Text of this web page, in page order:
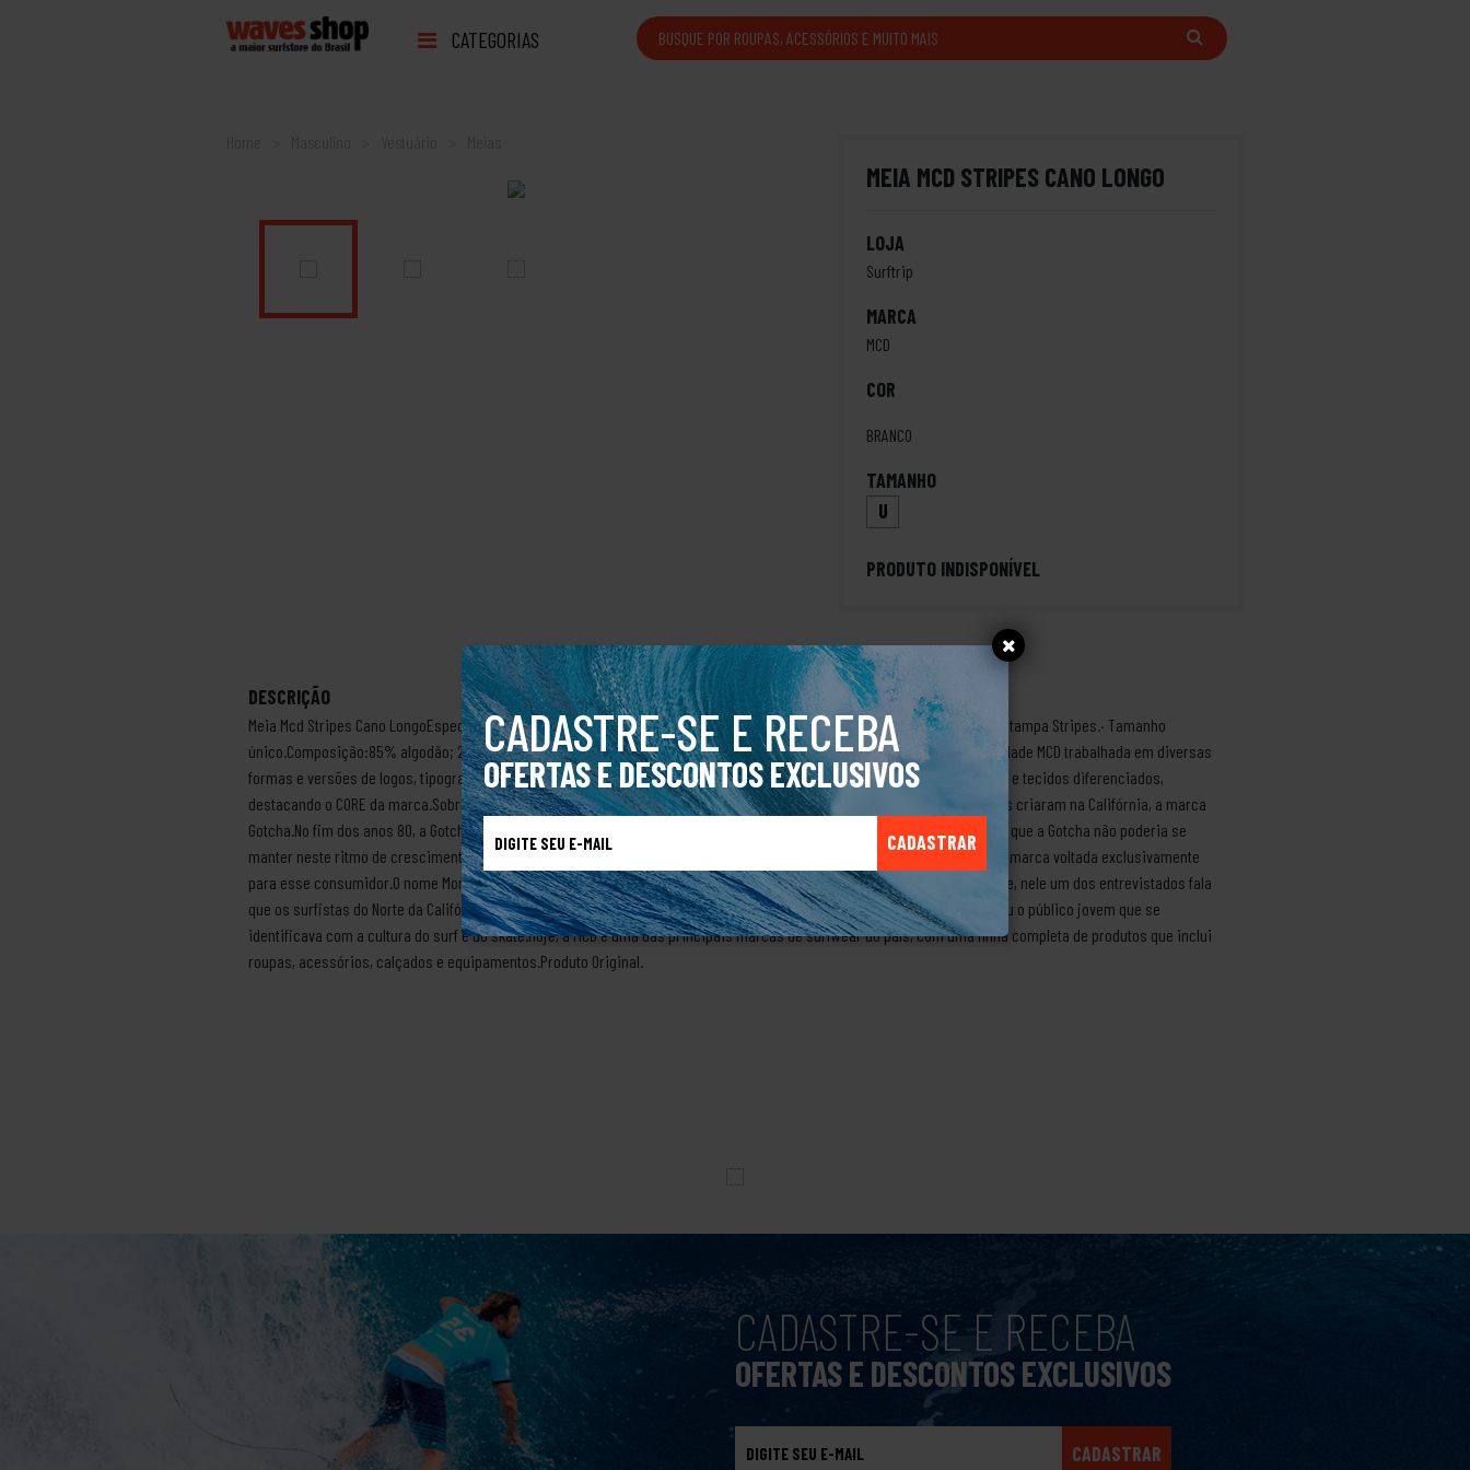
CADASTRE-SE E RECEBA
OFERTAS E DESCONTOS EXCLUSIVOS
CADASTRAR
CATEGORIAS
Home
MEIA MCD STRIPES CANO LONGO
LOJA
Surftrip
MARCA
MCD
COR
BRANCO
TAMANHO
U
PRODUTO INDISPONÍVEL
DESCRIÇÃO
Meia Mcd Stripes Cano LongoEspecificações do produto:· Meia longa (até a canela) com elástico para maior segurança.· Estampa Stripes.· Tamanho
único.Composição:85% algodão; 2% elastano; 11% poliamida, 2% elastodieno.LINHA LOGOMANIAUma linha que traz a identidade MCD trabalhada em diversas
formas e versões de logos, tipografias e design voltados para o institucional da marca. Linha que explora técnicas únicas e tecidos diferenciados,
destacando o CORE da marca.Sobre a marca MCDNo final da década de 70, Michael e Shau Tomson, 2 surfistas sul-africanos criaram na Califórnia, a marca
Gotcha.No fim dos anos 80, a Gotcha havia se expandido muito além do seu mercado específico.Michael Tomson percebeu que a Gotcha não poderia se
manter neste ritmo de crescimento. Tomson e o designer Jack Denny tiveram a ideia de criar uma nova marca-dentro-da-marca voltada exclusivamente
para esse consumidor.O nome More Core Division, que se tornou MCD, convenientemente surgiu do filme Surfers: The Movie, nele um dos entrevistados fala
que os surfistas do Norte da Califórnia eram ‘mais core’ do que os outros.A MCD chegou ao Brasil em 1992 e logo conquistou o público jovem que se
identificava com a cultura do surf e do skate.Hoje, a MCD é uma das principais marcas de surfwear do país, com uma linha completa de produtos que inclui
roupas, acessórios, calçados e equipamentos.Produto Original.
CADASTRE-SE E RECEBA
OFERTAS E DESCONTOS EXCLUSIVOS
CADASTRAR